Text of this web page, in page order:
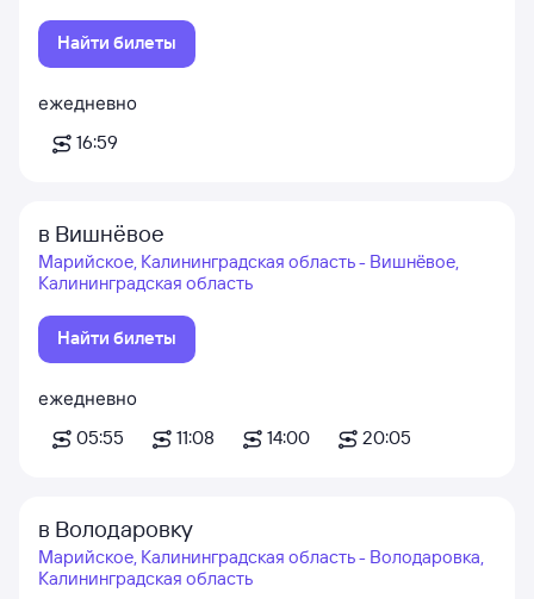
Найти билеты
ежедневно
16:59
в Вишнёвое
Марийское, Калининградская область - Вишнёвое,
Калининградская область
Найти билеты
ежедневно
05:55
11:08 14:00 20:05
в Володаровку
Марийское, Калининградская область - Володаровка,
Калининградская область